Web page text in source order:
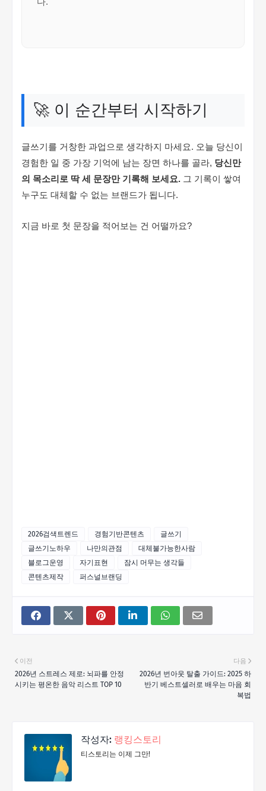
🚀 이 순간부터 시작하기
글쓰기를 거창한 과업으로 생각하지 마세요. 오늘 당신이
경험한 일 중 가장 기억에 남는 장면 하나를 골라, 당신만
의 목소리로 딱 세 문장만 기록해 보세요. 그 기록이 쌓여
누구도 대체할 수 없는 브랜드가 됩니다.
지금 바로 첫 문장을 적어보는 건 어떨까요?
2026검색트렌드 경험기반콘텐츠
글쓰기
글쓰기노하우
나만의관점
대체불가능한사람
블로그운영
자기표현
잠시 머무는 생각들
콘텐츠제작
퍼스널브랜딩
다음
2026년 번아웃 탈출 가이드: 2025 하
반기 베스트셀러로 배우는 마음 회
복법
이전
2026년 스트레스 제로: 뇌파를 안정
시키는 평온한 음악 리스트 TOP 10
작성자: 랭킹스토리
티스토리는 이제 그만!